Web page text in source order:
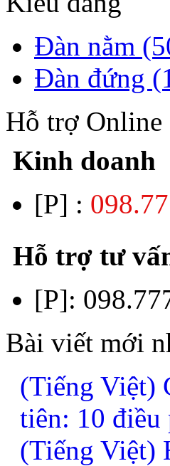
Đàn nằm
Đàn đứng
Hỗ trợ Online
Kinh doanh
[P] :
Hỗ trợ tư
[P]:
Bài viết mới
(Tiếng Việt)
tiên: 10 điều
(Tiếng Việt)